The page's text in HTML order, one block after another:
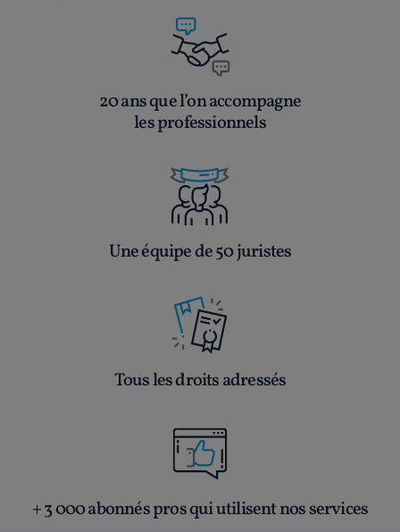
20 ans que l’on accompagne
les professionnels
Une équipe de 50 juristes
Tous les droits adressés
+ 3 000 abonnés pros qui utilisent nos services